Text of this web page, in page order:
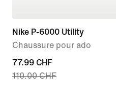
Nike P-6000 Utility
Chaussure pour ado
current
price
77.99 CHF
110.00 CHF